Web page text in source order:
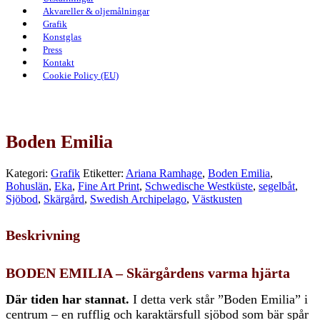
Akvareller & oljemålningar
Grafik
Konstglas
Press
Kontakt
Cookie Policy (EU)
Boden Emilia
Kategori: Grafik Etiketter: Ariana Ramhage, Boden Emilia,
Bohuslän, Eka, Fine Art Print, Schwedische Westküste, segelbåt,
Sjöbod, Skärgård, Swedish Archipelago, Västkusten
Beskrivning
BODEN EMILIA – Skärgårdens varma hjärta
Där tiden har stannat. I detta verk står ”Boden Emilia” i
centrum – en rufflig och karaktärsfull sjöbod som bär spår